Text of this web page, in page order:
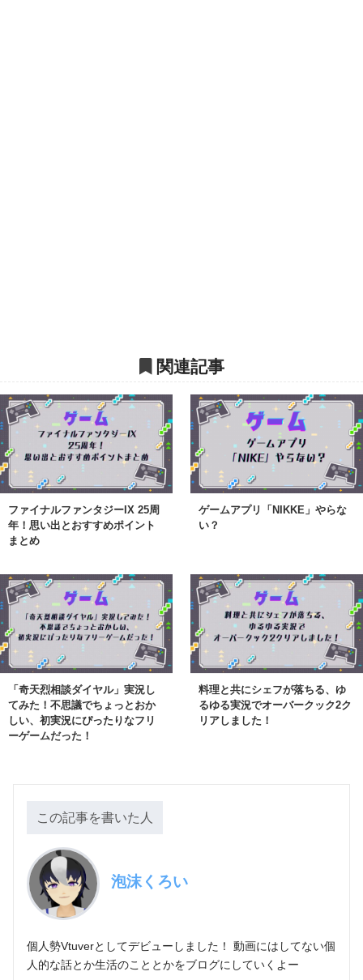
関連記事
ファイナルファンタジーIX 25周
年！思い出とおすすめポイント
まとめ
ゲームアプリ「NIKKE」やらな
い？
「奇天烈相談ダイヤル」実況し
てみた！不思議でちょっとおか
しい、初実況にぴったりなフリ
ーゲームだった！
料理と共にシェフが落ちる、ゆ
るゆる実況でオーバークック2ク
リアしました！
この記事を書いた人
泡沫くろい
個人勢Vtuverとしてデビューしました！ 動画にはしてない個
人的な話とか生活のこととかをブログにしていくよー